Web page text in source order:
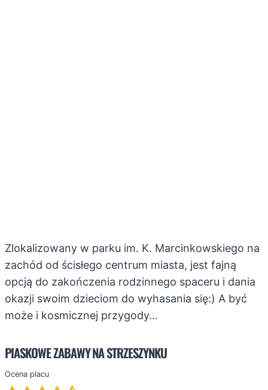
Zlokalizowany w parku im. K. Marcinkowskiego na
zachód od ścisłego centrum miasta, jest fajną
opcją do zakończenia rodzinnego spaceru i dania
okazji swoim dzieciom do wyhasania się:) A być
może i kosmicznej przygody…
PIASKOWE ZABAWY NA STRZESZYNKU
Ocena placu